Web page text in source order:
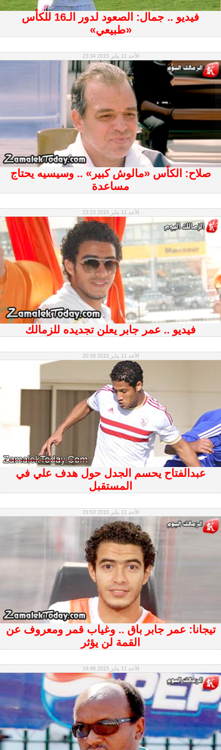
فيديو .. جمال: الصعود لدور الـ16 للكأس
«طبيعي»
الأحد 11 يناير 2015 23:34
صلاح: الكأس «مالوش كبير» .. وسيسيه يحتاج
مساعدة
الأحد 11 يناير 2015 23:23
فيديو .. عمر جابر يعلن تجديده للزمالك
الأحد 11 يناير 2015 20:39
عبدالفتاح يحسم الجدل حول هدف علي في
المستقبل
الأحد 11 يناير 2015 19:53
تيجانا: عمر جابر باق .. وغياب قمر ومعروف عن
القمة لن يؤثر
الأحد 11 يناير 2015 19:48